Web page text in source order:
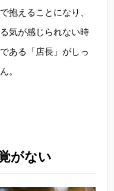
抱えることになり、
気が感じられない時
ある「店長」がしっ
。
がない